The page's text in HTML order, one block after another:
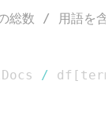
数 / 用語を含
/ df [ term